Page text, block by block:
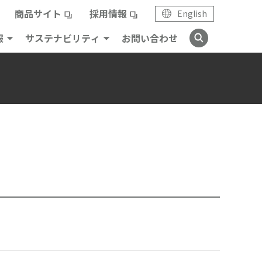
商品サイト 採用情報 English
サステナビリティ お問い合わせ